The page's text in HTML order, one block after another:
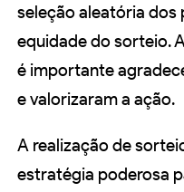
seleção aleatória
equidade do sorteio.
é importante
e valorizaram a ação.
A realização de
estratégia poderosa